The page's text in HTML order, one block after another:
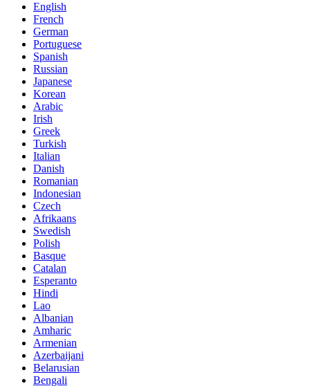
English
French
German
Portuguese
Spanish
Russian
Japanese
Korean
Arabic
Irish
Greek
Turkish
Italian
Danish
Romanian
Indonesian
Czech
Afrikaans
Swedish
Polish
Basque
Catalan
Esperanto
Hindi
Lao
Albanian
Amharic
Armenian
Azerbaijani
Belarusian
Bengali